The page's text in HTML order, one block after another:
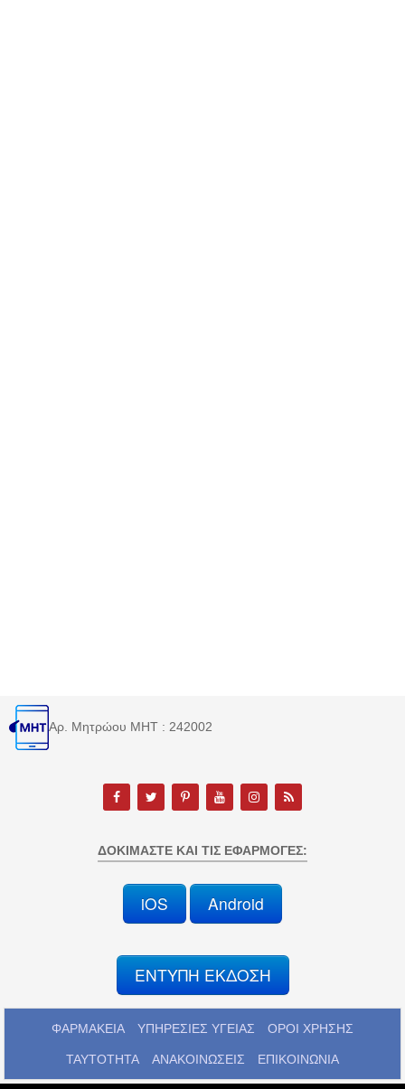
Αρ. Μητρώου MHT : 242002
ΔΟΚΙΜΆΣΤΕ ΚΑΙ ΤΙΣ ΕΦΑΡΜΟΓΈΣ:
iOS Android
ΕΝΤΥΠΗ ΕΚΔΟΣΗ
ΦΑΡΜΑΚΕΙΑ ΥΠΗΡΕΣΙΕΣ ΥΓΕΙΑΣ ΟΡΟΙ ΧΡΗΣΗΣ
ΤΑΥΤΟΤΗΤΑ ΑΝΑΚΟΙΝΩΣΕΙΣ ΕΠΙΚΟΙΝΩΝΙΑ